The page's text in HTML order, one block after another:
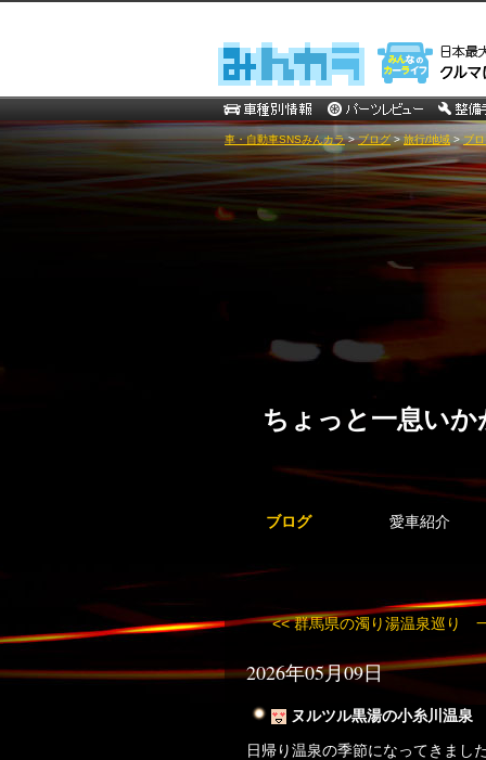
車・自動車SNSみんカラ>ブログ>旅行/地域 >ブ
ちょっと一息い
ブログ 愛車紹介
<< 群馬県の濁り湯温泉巡り
2026年05月09日
ヌルツル黒湯の小糸川温
日帰り温泉の季節になってきまし